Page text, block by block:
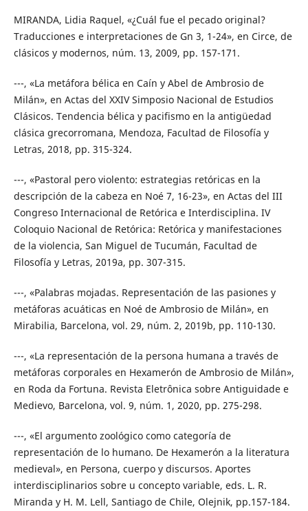
MIRANDA, Lidia Raquel, «¿Cuál fue el pecado original?
Traducciones e interpretaciones de Gn 3, 1-24», en Circe, de
clásicos y modernos, núm. 13, 2009, pp. 157-171.
---, «La metáfora bélica en Caín y Abel de Ambrosio de
Milán», en Actas del XXIV Simposio Nacional de Estudios
Clásicos. Tendencia bélica y pacifismo en la antigüedad
clásica grecorromana, Mendoza, Facultad de Filosofía y
Letras, 2018, pp. 315-324.
---, «Pastoral pero violento: estrategias retóricas en la
descripción de la cabeza en Noé 7, 16-23», en Actas del III
Congreso Internacional de Retórica e Interdisciplina. IV
Coloquio Nacional de Retórica: Retórica y manifestaciones
de la violencia, San Miguel de Tucumán, Facultad de
Filosofía y Letras, 2019a, pp. 307-315.
---, «Palabras mojadas. Representación de las pasiones y
metáforas acuáticas en Noé de Ambrosio de Milán», en
Mirabilia, Barcelona, vol. 29, núm. 2, 2019b, pp. 110-130.
---, «La representación de la persona humana a través de
metáforas corporales en Hexamerón de Ambrosio de Milán»,
en Roda da Fortuna. Revista Eletrônica sobre Antiguidade e
Medievo, Barcelona, vol. 9, núm. 1, 2020, pp. 275-298.
---, «El argumento zoológico como categoría de
representación de lo humano. De Hexamerón a la literatura
medieval», en Persona, cuerpo y discursos. Aportes
interdisciplinarios sobre u concepto variable, eds. L. R.
Miranda y H. M. Lell, Santiago de Chile, Olejnik, pp.157-184.